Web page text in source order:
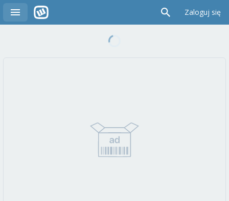
Zaloguj się